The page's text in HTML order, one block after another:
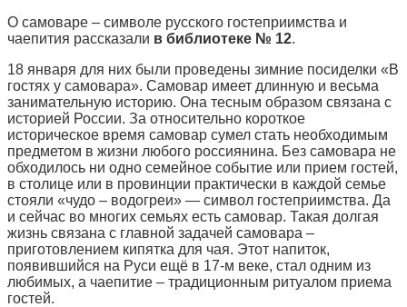
О самоваре – символе русского гостеприимства и
чаепития рассказали в библиотеке № 12.
18 января для них были проведены зимние посиделки «В
гостях у самовара». Самовар имеет длинную и весьма
занимательную историю. Она тесным образом связана с
историей России. За относительно короткое
историческое время самовар сумел стать необходимым
предметом в жизни любого россиянина. Без самовара не
обходилось ни одно семейное событие или прием гостей,
в столице или в провинции практически в каждой семье
стояли «чудо – водогреи» — символ гостеприимства. Да
и сейчас во многих семьях есть самовар. Такая долгая
жизнь связана с главной задачей самовара –
приготовлением кипятка для чая. Этот напиток,
появившийся на Руси ещё в 17-м веке, стал одним из
любимых, а чаепитие – традиционным ритуалом приема
гостей.